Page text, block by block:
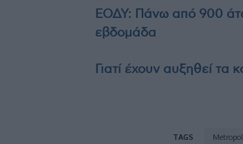
ΕΟΔΥ: Πάνω από 900
εβδομάδα
Γιατί έχουν αυξηθεί τα
TAGS